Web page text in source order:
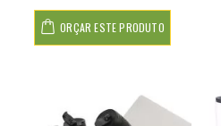
ORÇAR ESTE PRODUTO